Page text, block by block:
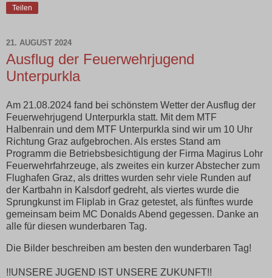
Teilen
21. AUGUST 2024
Ausflug der Feuerwehrjugend
Unterpurkla
Am 21.08.2024 fand bei schönstem Wetter der Ausflug der
Feuerwehrjugend Unterpurkla statt. Mit dem MTF
Halbenrain und dem MTF Unterpurkla sind wir um 10 Uhr
Richtung Graz aufgebrochen. Als erstes Stand am
Programm die Betriebsbesichtigung der Firma Magirus Lohr
Feuerwehrfahrzeuge, als zweites ein kurzer Abstecher zum
Flughafen Graz, als drittes wurden sehr viele Runden auf
der Kartbahn in Kalsdorf gedreht, als viertes wurde die
Sprungkunst im Fliplab in Graz getestet, als fünftes wurde
gemeinsam beim MC Donalds Abend gegessen. Danke an
alle für diesen wunderbaren Tag.
Die Bilder beschreiben am besten den wunderbaren Tag!
!!UNSERE JUGEND IST UNSERE ZUKUNFT!!